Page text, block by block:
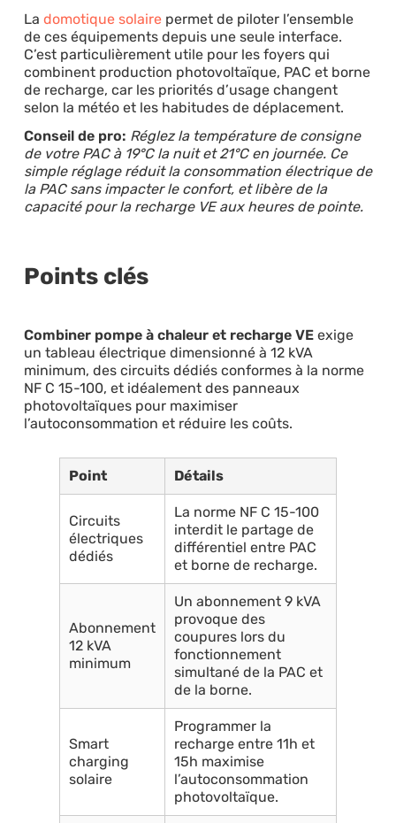
La domotique solairepermet de piloter l’ensemble
de ces équipements depuis une seule interface.
C’est particulièrement utile pour les foyers qui
combinent production photovoltaïque, PAC et borne
de recharge, car les priorités d’usage changent
selon la météo et les habitudes de déplacement.
Conseil de pro: Réglez la température de consigne
de votre PAC à 19°C la nuit et 21°C en journée. Ce
simple réglage réduit la consommation électrique de
la PAC sans impacter le confort, et libère de la
capacité pour la recharge VE aux heures de pointe.
Points clés
Combiner pompe à chaleur et recharge VEexige
un tableau électrique dimensionné à 12 kVA
minimum, des circuits dédiés conformes à la norme
NF C 15-100, et idéalement des panneaux
photovoltaïques pour maximiser
l’autoconsommation et réduire les coûts.
Point Détails
Circuits
électriques
dédiés
La norme NF C 15-100
interdit le partage de
différentiel entre PAC
et borne de recharge.
Abonnement
12 kVA
minimum
Un abonnement 9 kVA
provoque des
coupures lors du
fonctionnement
simultané de la PAC et
de la borne.
Smart
charging
solaire
Programmer la
recharge entre 11h et
15h maximise
l’autoconsommation
photovoltaïque.